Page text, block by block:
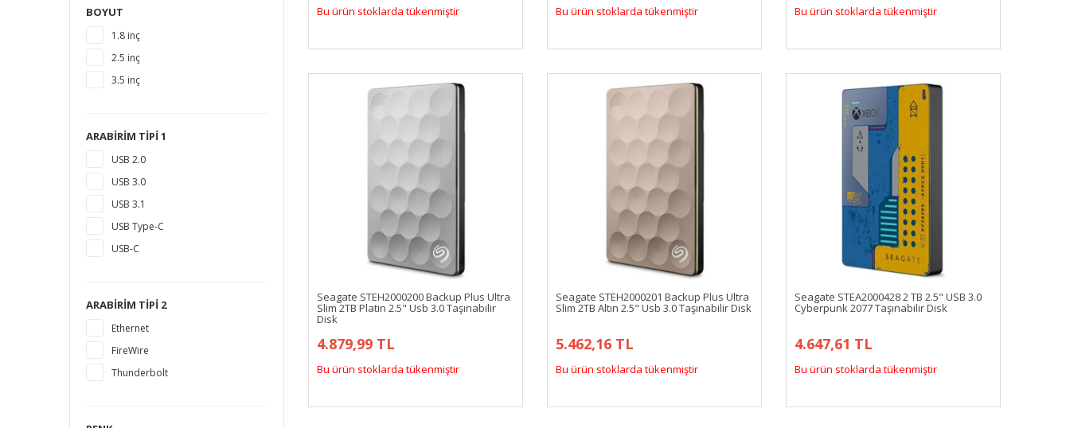
6 TB
8 TB
10 TB
16 TB
18 TB
1,5 TB
14 TB
BOYUT
1.8 inç
2.5 inç
3.5 inç
ARABIRIM TIPI 1
USB 2.0
USB 3.0
USB 3.1
USB Type-C
USB-C
ARABIRIM TIPI 2
Ethernet
FireWire
Thunderbolt
Bu ürün stoklarda tükenmiştir Bu ürün stoklarda tükenmiştir Bu ürün stoklarda tükenmiştir
Seagate STEH2000200 Backup Plus Ultra
Slim 2TB Platin 2.5" Usb 3.0 Taşınabilir
Disk
4.879,99 TL
Bu ürün stoklarda tükenmiştir
Seagate STEH2000201 Backup Plus Ultra
Slim 2TB Altın 2.5" Usb 3.0 Taşınabilir Disk
5.462,16 TL
Bu ürün stoklarda tükenmiştir
Seagate STEA2000428 2 TB 2.5" USB 3.0
Cyberpunk 2077 Taşınabilir Disk
4.647,61 TL
Bu ürün stoklarda tükenmiştir